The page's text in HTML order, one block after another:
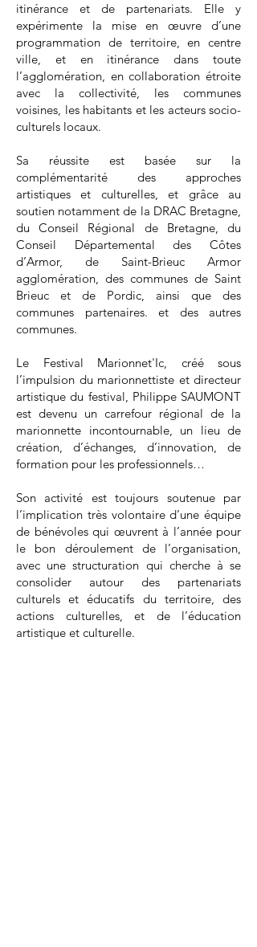
itinérance et de partenariats. Elle y
expérimente la mise en œuvre d’une
programmation de territoire, en centre
ville, et en itinérance dans toute
l’agglomération, en collaboration étroite
avec la collectivité, les communes
voisines, les habitants et les acteurs socio-
culturels locaux.
Sa réussite est basée sur la
complémentarité des approches
artistiques et culturelles, et grâce au
soutien notamment de la DRAC Bretagne,
du Conseil Régional de Bretagne, du
Conseil Départemental des Côtes
d’Armor, de Saint-Brieuc Armor
agglomération, des communes de Saint
Brieuc et de Pordic, ainsi que des
communes partenaires. et des autres
communes.
Le Festival Marionnet'Ic, créé sous
l’impulsion du marionnettiste et directeur
artistique du festival, Philippe SAUMONT
est devenu un carrefour régional de la
marionnette incontournable, un lieu de
création, d’échanges, d’innovation, de
formation pour les professionnels…
Son activité est toujours soutenue par
l’implication très volontaire d’une équipe
de bénévoles qui œuvrent à l’année pour
le bon déroulement de l’organisation,
avec une structuration qui cherche à se
consolider autour des partenariats
culturels et éducatifs du territoire, des
actions culturelles, et de l’éducation
artistique et culturelle.